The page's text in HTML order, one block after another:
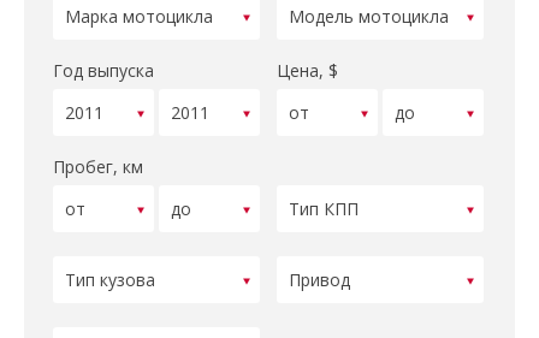
Год выпуска Цена, $
Пробег, км